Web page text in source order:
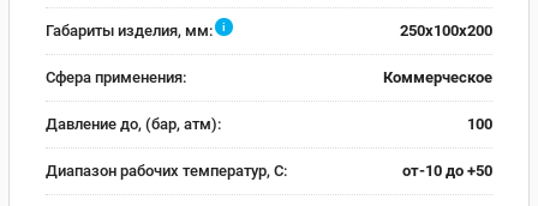
Габариты изделия, мм: i 250x100x200
Сфера применения: Коммерческое
Давление до, (бар, атм): 100
Диапазон рабочих температур, С: от-10 до +50